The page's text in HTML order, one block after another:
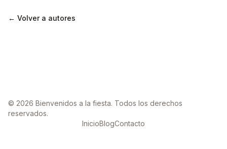
← Volver a autores
© 2026 Bienvenidos a la fiesta. Todos los derechos
reservados.
InicioBlogContacto